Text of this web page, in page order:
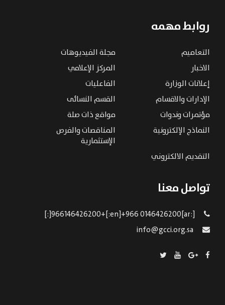
روابط مهمه
التعاميم
مجلة الفيديوهات
الاخبار
المركز الإعلامي
إعلانات الوزارة
الفاعليات
الإدارات والاقسام
القسم النسائى
مؤتمرات وندوات
مواقع ذات صلة
النماذج الإلكترونية
المناقصات والفرص
الإستثمارية
التقديم الالكتروني
تواصل معنا
[:ar]966146426200+[:en]+966 0146426200[:]